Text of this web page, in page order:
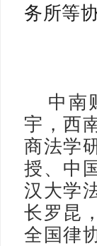
务所等协
中南
宇，西
商法学
授、中
汉大学
长罗昆
全国律